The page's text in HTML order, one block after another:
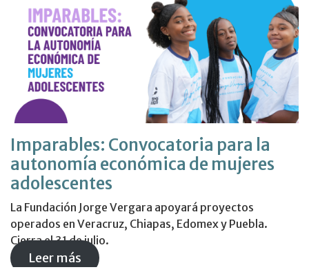
Imparables: Convocatoria para la
autonomía económica de mujeres
adolescentes
La Fundación Jorge Vergara apoyará proyectos
operados en Veracruz, Chiapas, Edomex y Puebla.
Cierra el 31 de julio.
Leer más